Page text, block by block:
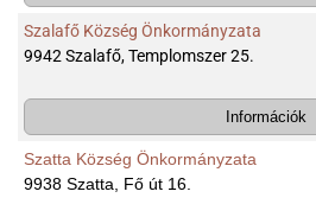
Szalafő Község Önkormányzata
9942 Szalafő, Templomszer 25.
Információk
Szatta Község Önkormányzata
9938 Szatta, Fő út 16.